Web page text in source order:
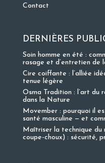
Contact
DERNIÈRES
Soin homme en été :
rasage et d’entretien de
Cire coiffante : l’alliée
tenue légère
Osma Tradition : l’art du
dans la Nature
Movember : pourquoi il
santé masculine — et
Maîtriser la technique du
coupe-choux) : sécurité,